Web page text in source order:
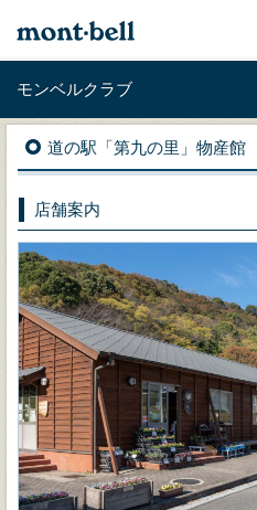
モンベルクラブ
道の駅「第九の里」物産館
店舗案内